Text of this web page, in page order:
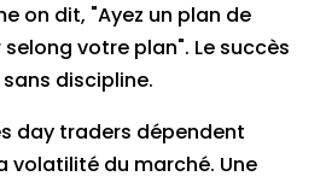
on dit, "Ayez un plan de
votre plan". Le succès
discipline.
day traders dépendent
volatilité du marché. Une